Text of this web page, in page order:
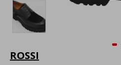
ROSSI